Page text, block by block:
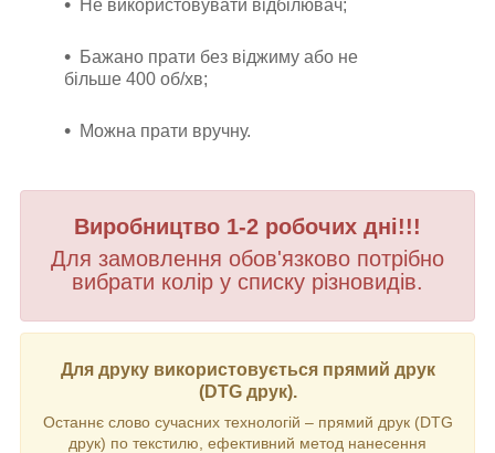
Не використовувати відбілювач;
Бажано прати без віджиму або не
більше 400 об/хв;
Можна прати вручну.
Виробництво 1-2 робочих дні!!!
Для замовлення обов'язково потрібно
вибрати колір у списку різновидів.
Для друку використовується прямий друк
(DTG друк).
Останнє слово сучасних технологій – прямий друк (DTG
друк) по текстилю, ефективний метод нанесення